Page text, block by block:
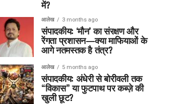
में?
आलेख 3 months ago
संपादकीय: ‘मौन’ का संरक्षण और
रेंगता प्रशासन—क्या माफियाओं के
आगे नतमस्तक है तंत्र?
आलेख 5 months ago
संपादकीय: अंधेरी से बोरीवली तक
“विकास” या फुटपाथ पर कब्ज़े की
खुली छूट?